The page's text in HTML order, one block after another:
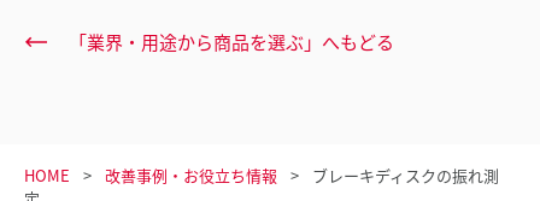
「業界・用途から商品を選ぶ」へもどる
HOME 改善事例・お役立ち情報
ブレーキディスクの振れ測